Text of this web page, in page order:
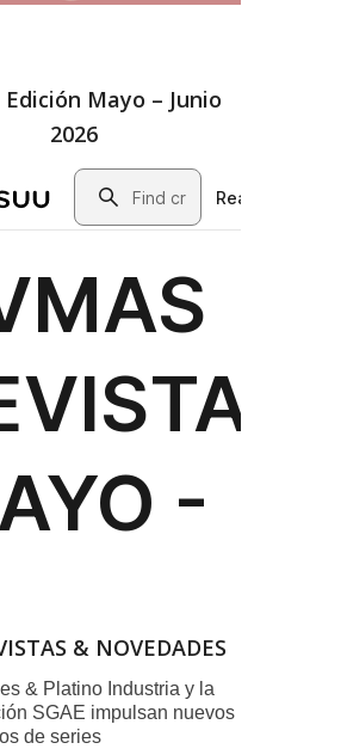
Edición Mayo – Junio
2026
& NOVEDADES
& Platino Industria y la
SGAE impulsan nuevos
de series